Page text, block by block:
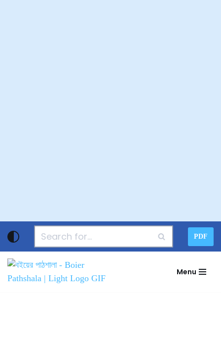
to
content
PDF
Menu